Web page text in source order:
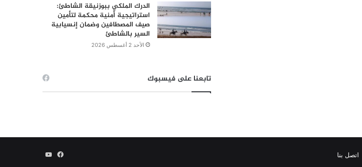
الدرك الملكي ببوزنيقة الشاطئ:
استراتيجية أمنية محكمة لتأمين
صيف المصطافين وضمان إنسيابية
السير بالشاطئ
الأحد 2 أغسطس 2026
تابعنا على فيسبوك
اتصل بنا فيسبوكيوتيوب